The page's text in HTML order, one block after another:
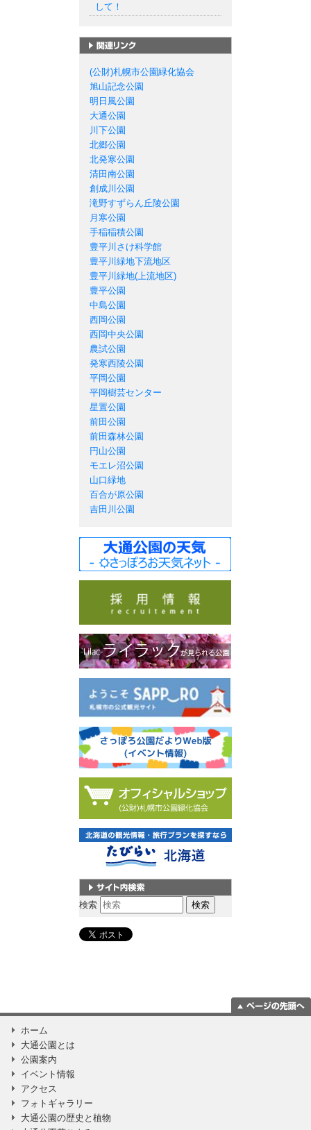
して！
(公財)札幌市公園緑化協会
旭山記念公園
明日風公園
大通公園
川下公園
北郷公園
北発寒公園
清田南公園
創成川公園
滝野すずらん丘陵公園
月寒公園
手稲稲積公園
豊平川さけ科学館
豊平川緑地下流地区
豊平川緑地(上流地区)
豊平公園
中島公園
西岡公園
西岡中央公園
農試公園
発寒西陵公園
平岡公園
平岡樹芸センター
星置公園
前田公園
前田森林公園
円山公園
モエレ沼公園
山口緑地
百合が原公園
吉田川公園
サイト内検索
検索
ホーム
大通公園とは
公園案内
イベント情報
アクセス
フォトギャラリー
大通公園の歴史と植物